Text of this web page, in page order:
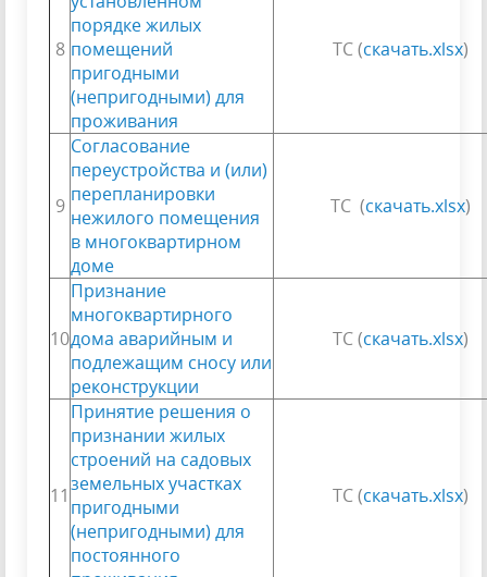
8
порядке жилых
помещений
пригодными
(непригодными) для
проживания
ТС (скачать.xlsx)
9
Согласование
переустройства и (или)
перепланировки
нежилого помещения
в многоквартирном
доме
ТС (скачать.xlsx)
10
Признание
многоквартирного
дома аварийным и
подлежащим сносу или
реконструкции
ТС (скачать.xlsx)
11
Принятие решения о
признании жилых
строений на садовых
земельных участках
пригодными
(непригодными) для
постоянного
ТС (скачать.xlsx)